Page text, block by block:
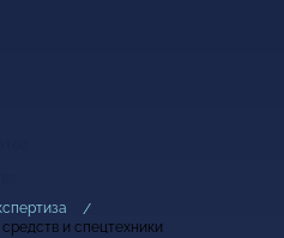
и спецтехники